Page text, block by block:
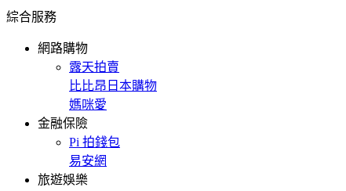
綜合服務
網路購物
露天拍賣
比比昂日本購物
媽咪愛
金融保險
Pi 拍錢包
易安網
旅遊娛樂